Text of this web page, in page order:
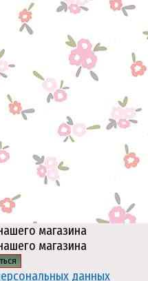
магазина
магазина
данных